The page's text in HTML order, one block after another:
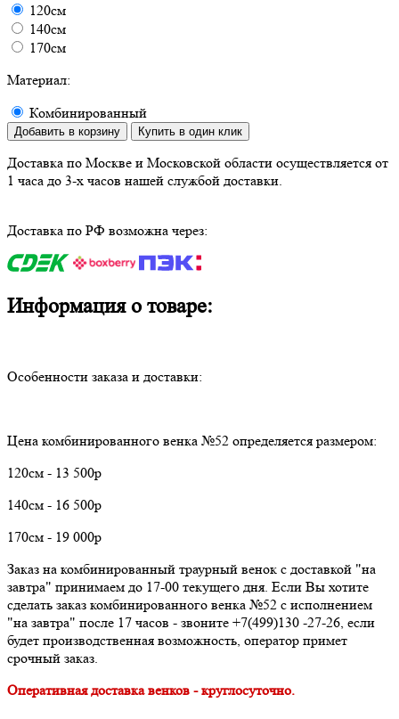
120см
140см
170см
Материал:
Комбинированный
Добавить в корзину Купить в один клик
Доставка по Москве и Московской области осуществляется от
1 часа до 3-х часов нашей службой доставки.
Доставка по РФ возможна через:
Информация о товаре:
Особенности заказа и доставки:
Цена комбинированного венка №52 определяется размером:
120см - 13 500р
140см - 16 500р
170см - 19 000р
Заказ на комбинированный траурный венок с доставкой "на
завтра" принимаем до 17-00 текущего дня. Если Вы хотите
сделать заказ комбинированного венка №52 с исполнением
"на завтра" после 17 часов - звоните +7(499)130 -27-26, если
будет производственная возможность, оператор примет
срочный заказ.
Оперативная доставка венков - круглосуточно.